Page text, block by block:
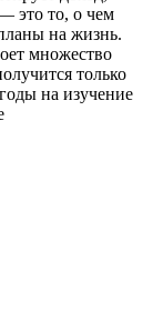
это то, о чем
на жизнь.
множество
только
на изучение